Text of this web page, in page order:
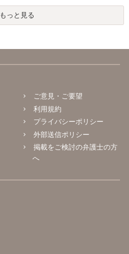
もっと見る
ご意見・ご要望
利用規約
プライバシーポリシー
外部送信ポリシー
掲載をご検討の弁護士の方
へ